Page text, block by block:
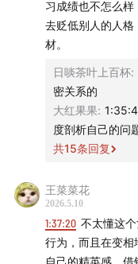
变化？做完这个决
如果你也有这样的故
迎你点开这份问卷（
🔍 猜你想看
SOP（标准作
统一格式描述，用于
亲职化（
中，儿童或青少年
习成绩也不怎么
去贬低别人的人格
材。
日啖茶叶上百杯:
密关系的
大红果果:
度剖析自己的问
共15条回复
王菜菜花
2026.5.10
1:37:20 不太懂这
行为，而且在变相
自己的精英感。